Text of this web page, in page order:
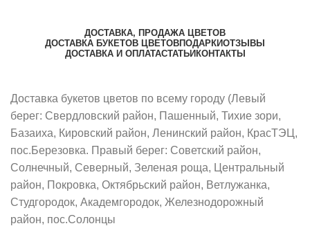
ДОСТАВКА, ПРОДАЖА ЦВЕТОВ
ДОСТАВКА БУКЕТОВ ЦВЕТОВПОДАРКИОТЗЫВЫ
ДОСТАВКА И ОПЛАТАСТАТЬИКОНТАКТЫ
Доставка букетов цветов по всему городу (Левый
берег: Свердловский район, Пашенный, Тихие зори,
Базаиха, Кировский район, Ленинский район, КрасТЭЦ,
пос.Березовка. Правый берег: Советский район,
Солнечный, Северный, Зеленая роща, Центральный
район, Покровка, Октябрьский район, Ветлужанка,
Студгородок, Академгородок, Железнодорожный
район, пос.Солонцы